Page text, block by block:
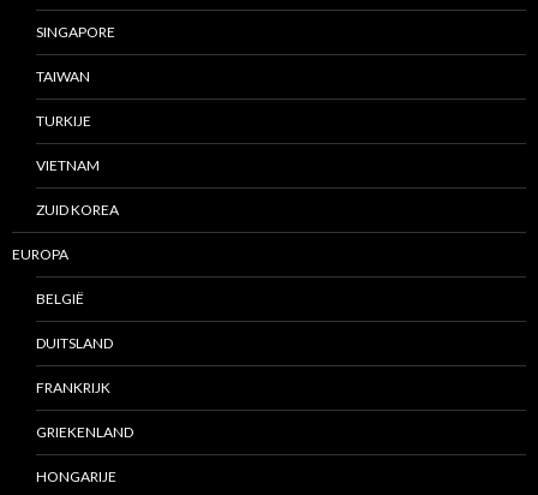
SINGAPORE
TAIWAN
TURKIJE
VIETNAM
ZUID KOREA
EUROPA
BELGIË
DUITSLAND
FRANKRIJK
GRIEKENLAND
HONGARIJE